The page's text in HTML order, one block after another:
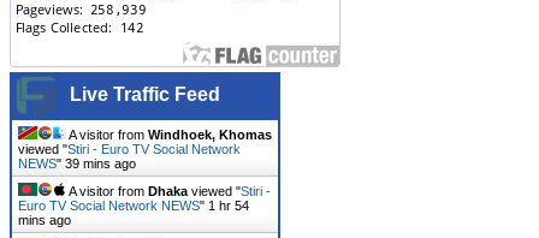
Live Traffic Feed
A visitor from Windhoek, Khomas
viewed "Stiri - Euro TV Social Network
NEWS" 39 mins ago
A visitor from Dhaka viewed "Stiri -
Euro TV Social Network NEWS" 1 hr 54
mins ago